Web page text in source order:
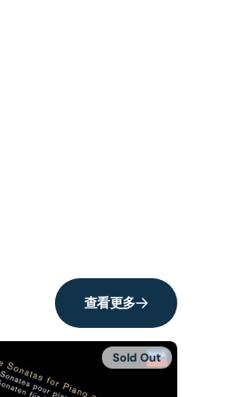
查看更多
Sold Out